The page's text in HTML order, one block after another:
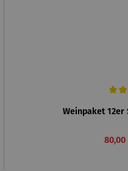
Weinpaket 12er
80,00